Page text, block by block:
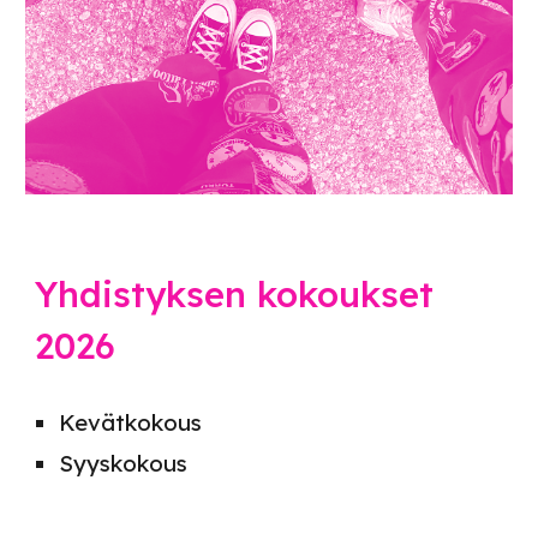
Yhdistyksen kokoukset
2026
Kevätkokous
Syyskokous